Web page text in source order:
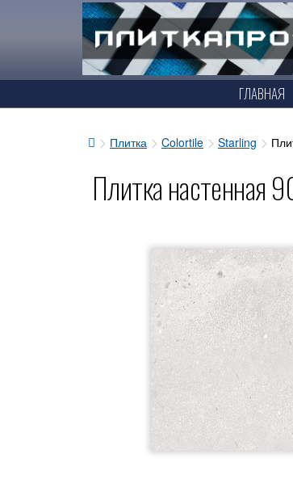
ГЛАВНАЯ
Плитка Colortile Starling
Плитка настенная